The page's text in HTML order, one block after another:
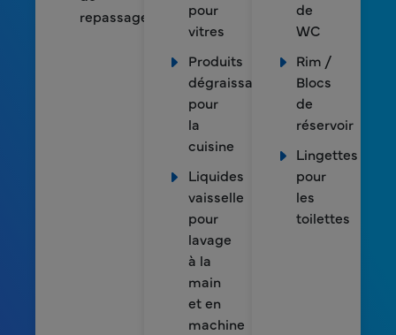
repassage
pour
vitres
Produits
dégraissants
pour
la
cuisine
Liquides
vaisselle
pour
lavage
à la
main
et en
machine
de
WC
Rim /
Blocs
de
réservoir
Lingettes
pour
les
toilettes